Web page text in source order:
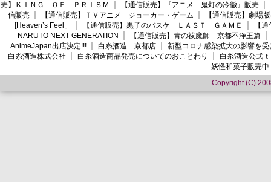
売】ＫＩＮＧ ＯＦ ＰＲＩＳＭ
【通信販売】『アニメ 鬼灯の冷徹』販売
信販売
【通信販売】ＴＶアニメ ジョーカー・ゲーム
【通信販売】劇場
[Heaven’s Feel」
【通信販売】黒子のバスケ ＬＡＳＴ ＧＡＭＥ
【
NARUTO NEXT GENERATION
【通信販売】青の祓魔師 京都不浄王篇
AnimeJapan出店決定!!!
白糸酒造 京都店
新型コロナ感染拡大の影響を
白糸酒造株式会社
白糸酒造商品発売についてのおことわり
白糸酒造公式
妖怪和菓子販売中
Copyright (C)